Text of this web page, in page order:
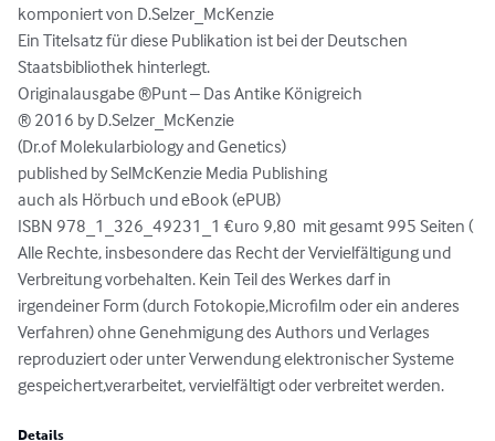
komponiert von D.Selzer_McKenzie
Ein Titelsatz für diese Publikation ist bei der Deutschen
Staatsbibliothek hinterlegt.
Originalausgabe ®Punt – Das Antike Königreich
® 2016 by D.Selzer_McKenzie
(Dr.of Molekularbiology and Genetics)
published by SelMcKenzie Media Publishing
auch als Hörbuch und eBook (ePUB)
ISBN 978_1_326_49231_1 €uro 9,80  mit gesamt 995 Seiten (
Alle Rechte, insbesondere das Recht der Vervielfältigung und
Verbreitung vorbehalten. Kein Teil des Werkes darf in
irgendeiner Form (durch Fotokopie,Microfilm oder ein anderes
Verfahren) ohne Genehmigung des Authors und Verlages
reproduziert oder unter Verwendung elektronischer Systeme
gespeichert,verarbeitet, vervielfältigt oder verbreitet werden.
Details